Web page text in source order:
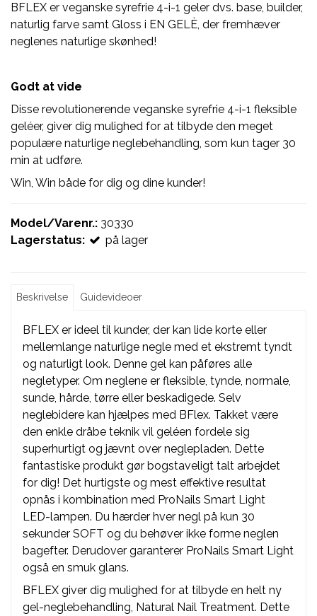
BFLEX er veganske syrefrie 4-i-1 geler dvs. base, builder,
naturlig farve samt Gloss i EN GELÈ, der fremhæver
neglenes naturlige skønhed!
Godt at vide
Disse revolutionerende veganske syrefrie 4-i-1 fleksible
geléer, giver dig mulighed for at tilbyde den meget
populære naturlige neglebehandling, som kun tager 30
min at udføre.
Win, Win både for dig og dine kunder!
Model/Varenr.: 30330
Lagerstatus:
på lager
Beskrivelse Guidevideoer
BFLEX er ideel til kunder, der kan lide korte eller
mellemlange naturlige negle med et ekstremt tyndt
og naturligt look. Denne gel kan påføres alle
negletyper. Om neglene er fleksible, tynde, normale,
sunde, hårde, tørre eller beskadigede. Selv
neglebidere kan hjælpes med BFlex. Takket være
den enkle dråbe teknik vil geléen fordele sig
superhurtigt og jævnt over neglepladen. Dette
fantastiske produkt gør bogstaveligt talt arbejdet
for dig! Det hurtigste og mest effektive resultat
opnås i kombination med ProNails Smart Light
LED-lampen. Du hærder hver negl på kun 30
sekunder SOFT og du behøver ikke forme neglen
bagefter. Derudover garanterer ProNails Smart Light
også en smuk glans.
BFLEX giver dig mulighed for at tilbyde en helt ny
gel-neglebehandling, Natural Nail Treatment. Dette